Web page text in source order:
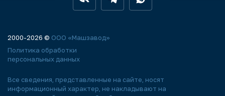
2000-2026 © ООО «Машзавод»
Политика обработки
персональных данных
Все сведения, представленные на сайте, носят
информационный характер, не накладывают на